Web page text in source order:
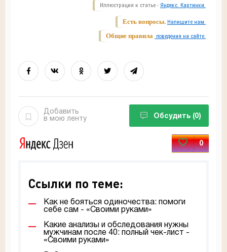
Иллюстрация к статье - Яндекс. Картинки.
Есть вопросы. Напишите нам.
Общие правила поведения на сайте.
Добавить
в мою ленту
Обсудить (0)
0
Ссылки по теме:
Как не бояться одиночества: помоги
себе сам - «Своими руками»
Какие анализы и обследования нужны
мужчинам после 40: полный чек-лист -
«Своими руками»